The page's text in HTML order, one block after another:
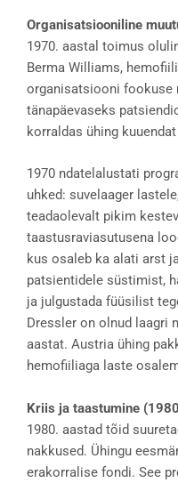
Organisatsiooniline
1970. aastal toimus
Berma Williams,
organisatsiooni
tänapäevaseks
korraldas ühing
1970 ndatelalustati
uhked: suvelaager
teadaolevalt pikim
taastusraviasutusena
kus osaleb ka alati arst
patsientidele süstimist,
ja julgustada füüsilist
Dressler on olnud laagri
aastat. Austria ühing
hemofiiliaga laste
Kriis ja taastumine
1980. aastad tõid
nakkused. Ühingu
erakorralise fondi. See